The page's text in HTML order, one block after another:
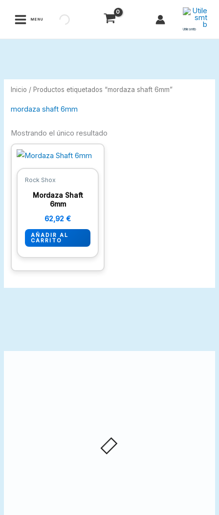
MENU
Utilesmtb
Inicio / Productos etiquetados “mordaza shaft 6mm”
mordaza shaft 6mm
Mostrando el único resultado
Rock Shox
Mordaza Shaft
6mm
62,92€
AÑADIR AL
CARRITO